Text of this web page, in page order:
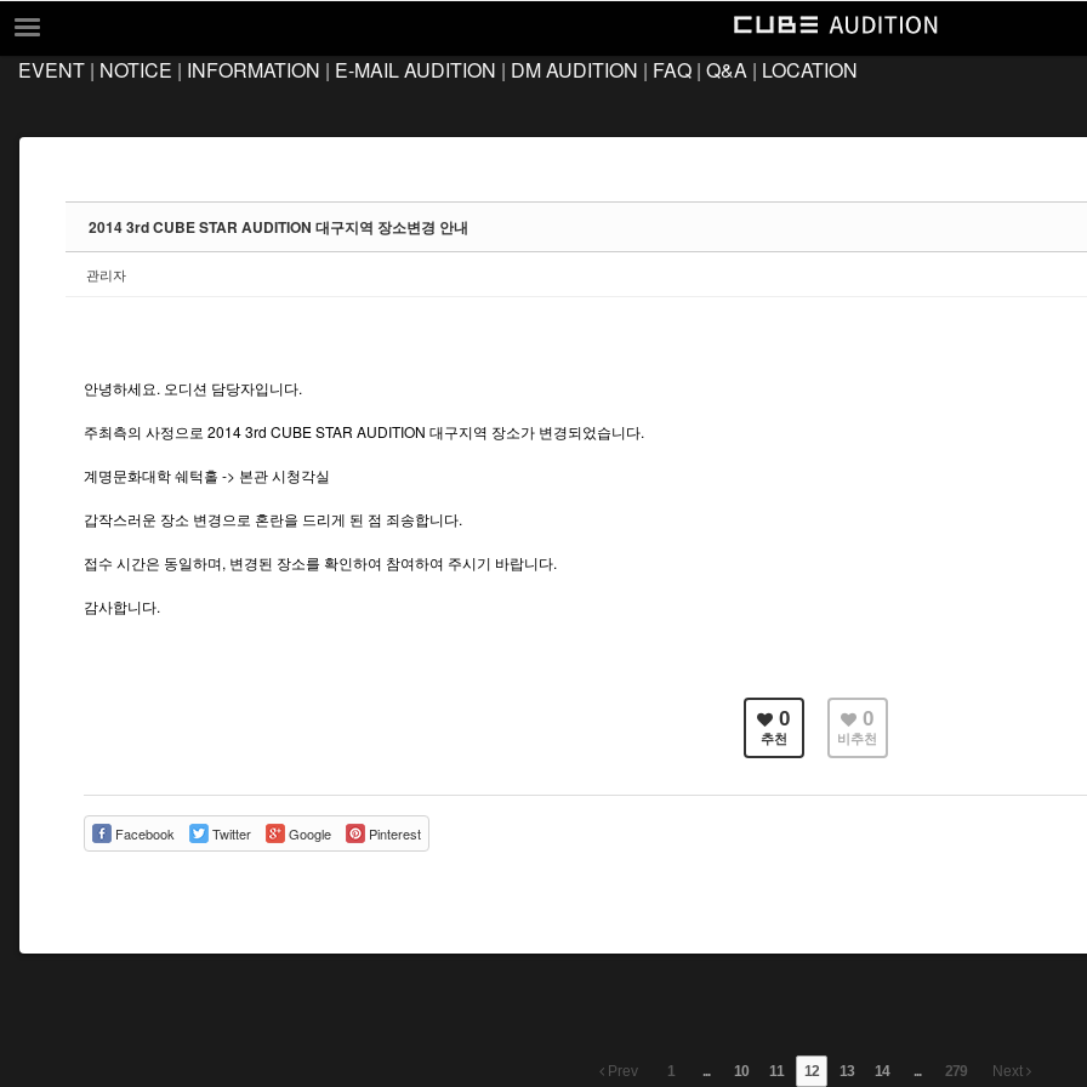
EVENT
E-MAIL AUDITION
DM AUDITION
LOCATION
EVENT | NOTICE | INFORMATION | E-MAIL AUDITION | DM AUDITION | FAQ | Q&A | LOCATION
2014 3rd CUBE STAR AUDITION 대구지역 장소변경 안내
관리자
안녕하세요. 오디션 담당자입니다.
주최측의 사정으로 2014 3rd CUBE STAR AUDITION 대구지역 장소가 변경되었습니다.
계명문화대학 쉐턱홀 -> 본관 시청각실
갑작스러운 장소 변경으로 혼란을 드리게 된 점 죄송합니다.
접수 시간은 동일하며, 변경된 장소를 확인하여 참여하여 주시기 바랍니다.
감사합니다.
0
추천
0
비추천
Facebook Twitter Google Pinterest
Prev 1 ... 10 11 12 13 14 ... 279 Next